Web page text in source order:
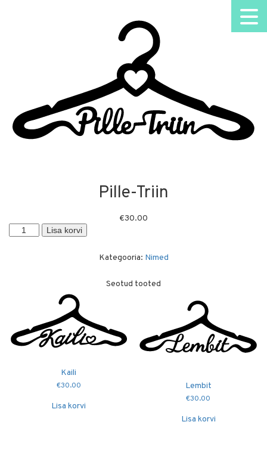
Pille-Triin
€30.00
Pille-
Triin
Lisa korvi
Kategooria: Nimed
Seotud tooted
Kaili
€30.00
Lisa korvi
Lembit
€30.00
Lisa korvi